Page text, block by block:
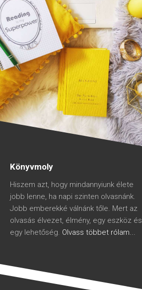
Könyvmoly
Hiszem azt, hogy mindannyiunk élete
jobb lenne, ha napi szinten olvasnánk.
Jobb emberekké válnánk tőle. Mert az
olvasás élvezet, élmény, egy eszköz és
egy lehetőség. Olvass többet rólam...